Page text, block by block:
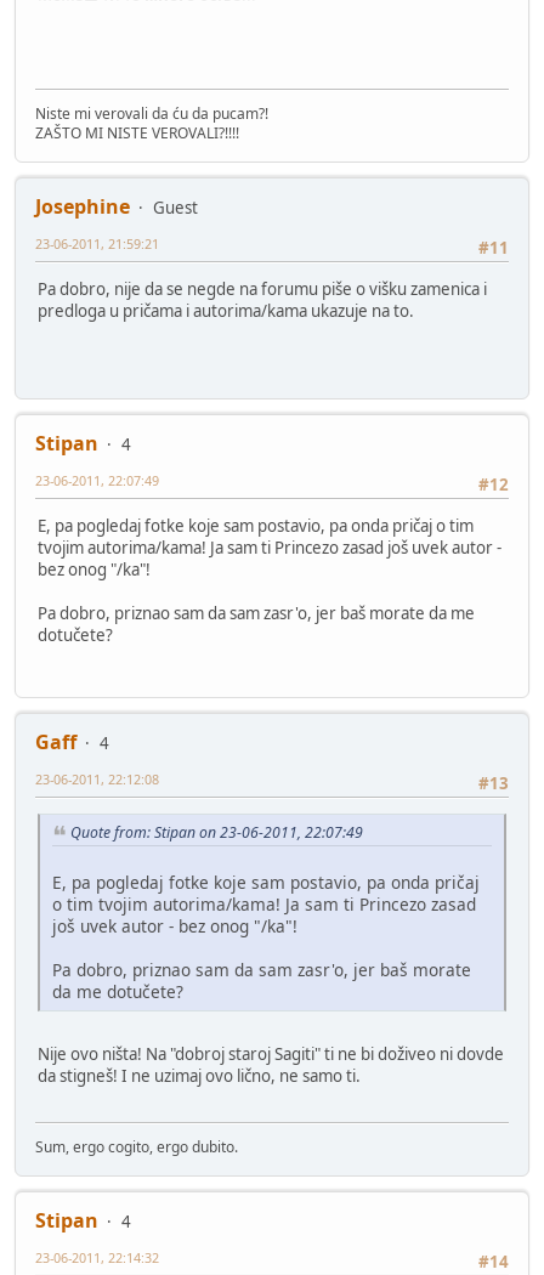
Niste mi verovali da ću da pucam?!
ZAŠTO MI NISTE VEROVALI?!!!!
Josephine
Guest
#11
23-06-2011, 21:59:21
Pa dobro, nije da se negde na forumu piše o višku zamenica i
predloga u pričama i autorima/kama ukazuje na to.
Stipan
4
#12
23-06-2011, 22:07:49
E, pa pogledaj fotke koje sam postavio, pa onda pričaj o tim
tvojim autorima/kama! Ja sam ti Princezo zasad još uvek autor -
bez onog "/ka"!
Pa dobro, priznao sam da sam zasr'o, jer baš morate da me
dotučete?
Gaff
4
#13
23-06-2011, 22:12:08
Quote from: Stipan on 23-06-2011, 22:07:49
E, pa pogledaj fotke koje sam postavio, pa onda pričaj
o tim tvojim autorima/kama! Ja sam ti Princezo zasad
još uvek autor - bez onog "/ka"!
Pa dobro, priznao sam da sam zasr'o, jer baš morate
da me dotučete?
Nije ovo ništa! Na "dobroj staroj Sagiti" ti ne bi doživeo ni dovde
da stigneš! I ne uzimaj ovo lično, ne samo ti.
Sum, ergo cogito, ergo dubito.
Stipan
4
#14
23-06-2011, 22:14:32